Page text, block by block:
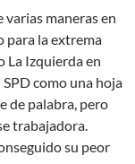
maneras en
para la extrema
La Izquierda en
como una hoja
de palabra, pero
trabajadora.
su peor